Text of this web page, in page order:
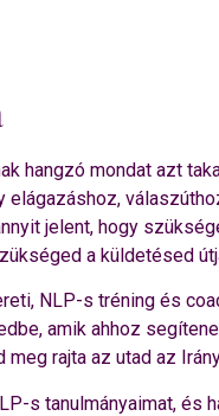
hangzó mondat azt
jelent, hogy
a küldetésed
NLP-s tréning és
amik ahhoz
meg rajta az utad az
s tanulmányaimat, és